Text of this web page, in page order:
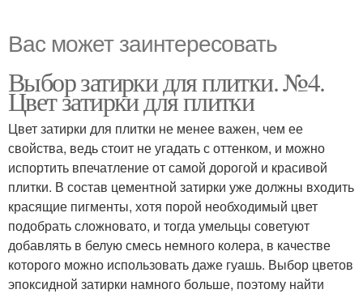
Вас может заинтересовать
Выбор затирки для плитки. №4.
Цвет затирки для плитки
Цвет затирки для плитки не менее важен, чем ее
свойства, ведь стоит не угадать с оттенком, и можно
испортить впечатление от самой дорогой и красивой
плитки. В состав цементной затирки уже должны входить
красящие пигменты, хотя порой необходимый цвет
подобрать сложновато, и тогда умельцы советуют
добавлять в белую смесь немного колера, в качестве
которого можно использовать даже гуашь. Выбор цветов
эпоксидной затирки намного больше, поэтому найти